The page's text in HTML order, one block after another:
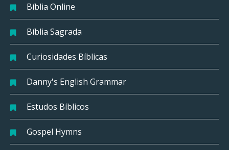
Bíblia Online
Bíblia Sagrada
Curiosidades Bíblicas
Danny's English Grammar
Estudos Bíblicos
Gospel Hymns